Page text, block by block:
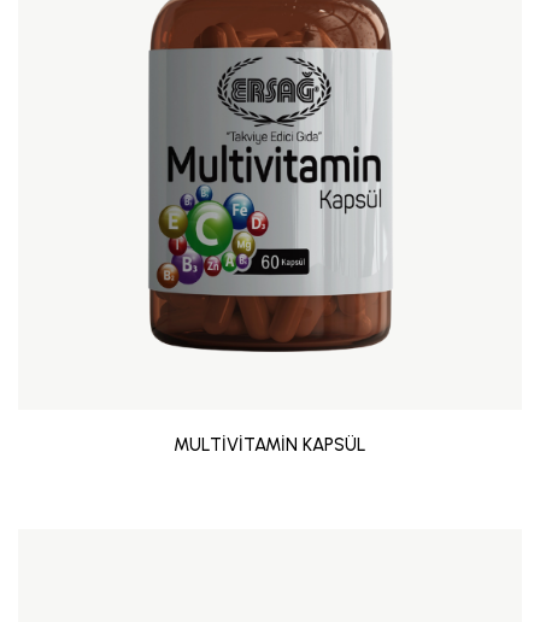
MULTİVİTAMİN KAPSÜL